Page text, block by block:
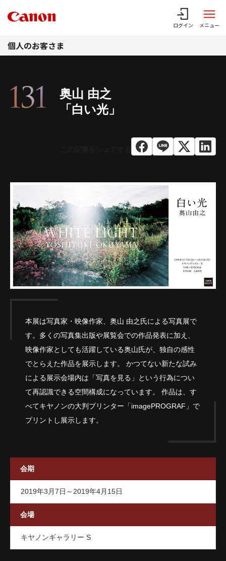
ログイン メニュー
個人のお客さま
奥山 由之
「白い光」
本展は写真家・映像作家、奥山 由之氏による写真展で
す。多くの写真集出版や展覧会での作品発表に加え、
映像作家としても活躍している奥山氏が、独自の感性
でとらえた作品を展示します。 かつてない新たな試み
による展示会場内は「写真を見る」という行為につい
て再認識できる空間構成になっています。 作品は、す
べてキヤノンの大判プリンター「imagePROGRAF」で
プリントし展示します。
会期
会場
2019年3月7日～2019年4月15日
キヤノンギャラリー S